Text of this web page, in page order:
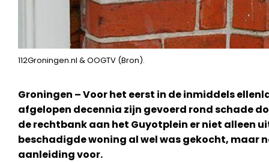
112Groningen.nl & OOGTV (Bron).
Groningen – Voor het eerst in de inmiddels
afgelopen decennia zijn gevoerd rond schade
de rechtbank aan het Guyotplein er niet alleen
beschadigde woning al wel was gekocht, maar
aanleiding voor.